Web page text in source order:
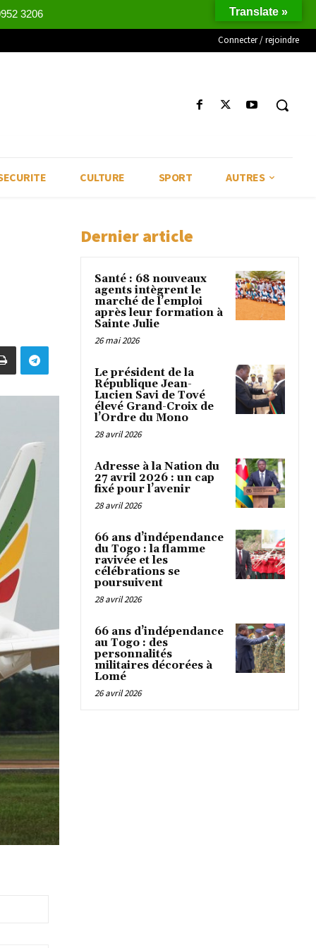
3206
Connecter / rejoindre
CULTURE SPORT AUTRES
Dernier article
Santé : 68 nouveaux
agents intègrent le
marché de l’emploi
après leur formation à
Sainte Julie
26 mai 2026
Le président de la
République Jean-
Lucien Savi de Tové
élevé Grand-Croix de
l’Ordre du Mono
28 avril 2026
Adresse à la Nation du
27 avril 2026 : un cap
fixé pour l’avenir
28 avril 2026
66 ans d’indépendance
du Togo : la flamme
ravivée et les
célébrations se
poursuivent
28 avril 2026
66 ans d’indépendance
au Togo : des
personnalités
militaires décorées à
Lomé
26 avril 2026
Translate »